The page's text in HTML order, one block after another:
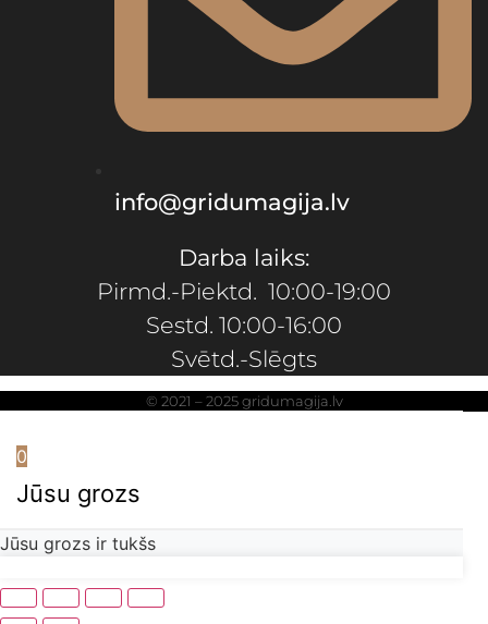
info@gridumagija.lv
Darba laiks:
Pirmd.-Piektd. 10:00-19:00
Sestd. 10:00-16:00
Svētd.-Slēgts
© 2021 – 2025 gridumagija.lv
0
Jūsu grozs
Jūsu grozs ir tukšs